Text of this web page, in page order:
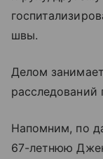
швы.
Делом
Напомним, по
67-летнюю